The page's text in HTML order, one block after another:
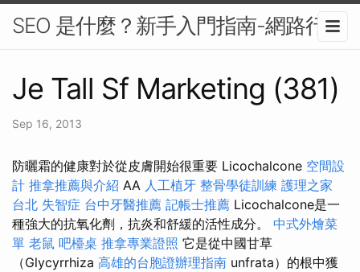
SEO 是什麼？新手入門指南-網路行銷
Je Tall Sf Marketing (381)
Sep 16, 2013
防曬霜的健康對於從皮膚開始很重要 Licochalcone 空間設
計 推拿推薦與介紹 AA 人工植牙 整骨學徒訓練 護理之家
台北 失智症 台中牙醫推薦 記帳士推薦 Licochalcone是一
種強大的抗氧化劑，抗炎和舒緩的活性成分。 中式外燴菜
單 老鼠 吧檯桌 推拿專業證照 它是從中國甘草
（Glycyrrhiza 高雄的台胞證辦理指南 unfrata）的根中獲